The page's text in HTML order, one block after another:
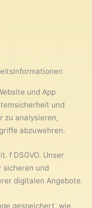
und App
und
zu analysieren,
abzuwehren.
f DSGVO. Unser
und
digitalen Angebote.
gespeichert, wie